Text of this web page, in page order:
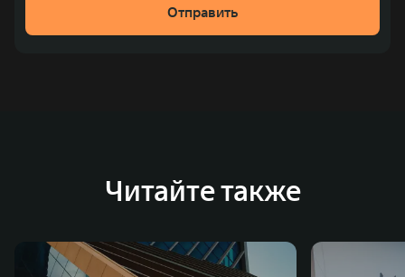
место по объёмам продаж пикапов в Китае. На
зарубежных – в России, Таиланде, Бразилии и Индии, а
Отправить
Читайте также